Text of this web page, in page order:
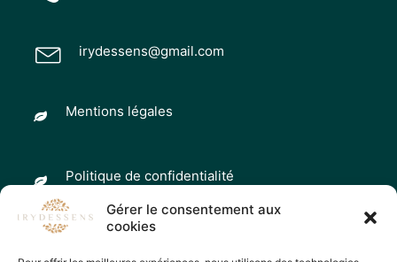
Gérer le consentement aux
cookies
irydessens@gmail.com
Mentions légales
Politique de confidentialité